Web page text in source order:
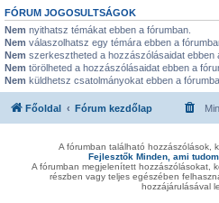
FÓRUM JOGOSULTSÁGOK
Nem nyithatsz témákat ebben a fórumban.
Nem válaszolhatsz egy témára ebben a
Nem szerkesztheted a hozzászólásaidat ebben
Nem törölheted a hozzászólásaidat ebben a
Nem küldhetsz csatolmányokat ebben a
Főoldal Fórum kezdőlap
A fórumban található hozzászólások,
Fejlesztők Minden, ami
A fórumban megjelenített hozzászólásokat,
részben vagy teljes egészében
hozzájárulásával